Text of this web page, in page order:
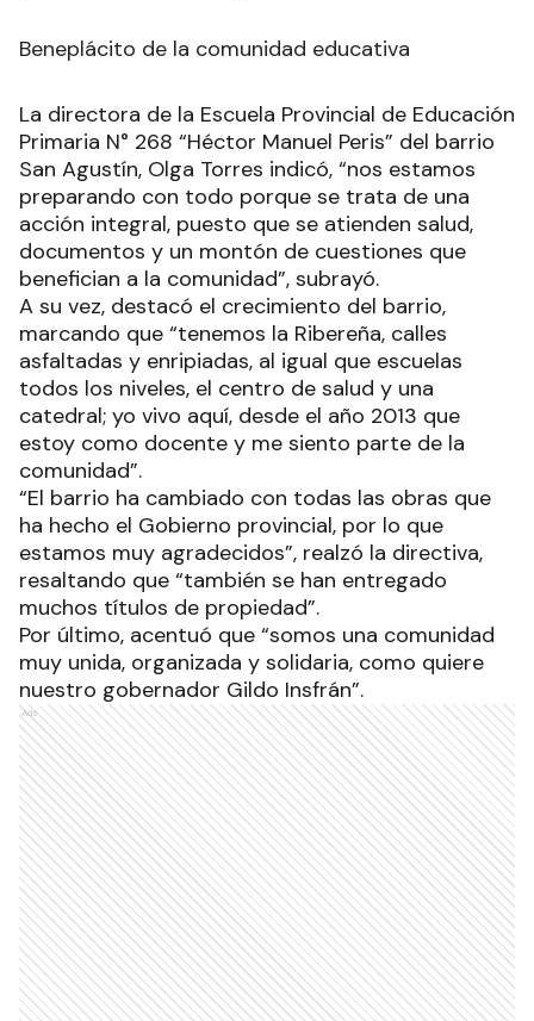
Beneplácito de la comunidad educativa
La directora de la Escuela Provincial de Educación
Primaria N° 268 “Héctor Manuel Peris” del barrio
San Agustín, Olga Torres indicó, “nos estamos
preparando con todo porque se trata de una
acción integral, puesto que se atienden salud,
documentos y un montón de cuestiones que
benefician a la comunidad”, subrayó.
A su vez, destacó el crecimiento del barrio,
marcando que “tenemos la Ribereña, calles
asfaltadas y enripiadas, al igual que escuelas
todos los niveles, el centro de salud y una
catedral; yo vivo aquí, desde el año 2013 que
estoy como docente y me siento parte de la
comunidad”.
“El barrio ha cambiado con todas las obras que
ha hecho el Gobierno provincial, por lo que
estamos muy agradecidos”, realzó la directiva,
resaltando que “también se han entregado
muchos títulos de propiedad”.
Por último, acentuó que “somos una comunidad
muy unida, organizada y solidaria, como quiere
nuestro gobernador Gildo Insfrán”.
Ads